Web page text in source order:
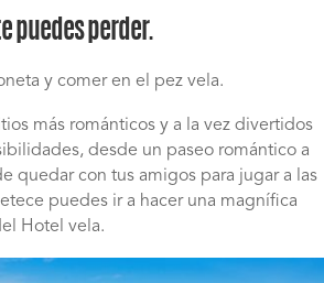
puedes perder.
y comer en el pez vela.
más románticos y a la vez divertidos
desde un paseo romántico a
quedar con tus amigos para jugar a las
puedes ir a hacer una magnífica
Hotel vela.